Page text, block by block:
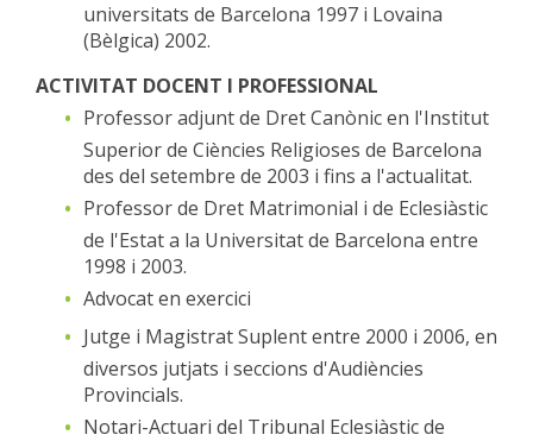
universitats de Barcelona 1997 i Lovaina
(Bèlgica) 2002.
ACTIVITAT DOCENT I PROFESSIONAL
Professor adjunt de Dret Canònic en l'Institut
Superior de Ciències Religioses de Barcelona
des del setembre de 2003 i fins a l'actualitat.
Professor de Dret Matrimonial i de Eclesiàstic
de l'Estat a la Universitat de Barcelona entre
1998 i 2003.
Advocat en exercici
Jutge i Magistrat Suplent entre 2000 i 2006, en
diversos jutjats i seccions d'Audiències
Provincials.
Notari-Actuari del Tribunal Eclesiàstic de